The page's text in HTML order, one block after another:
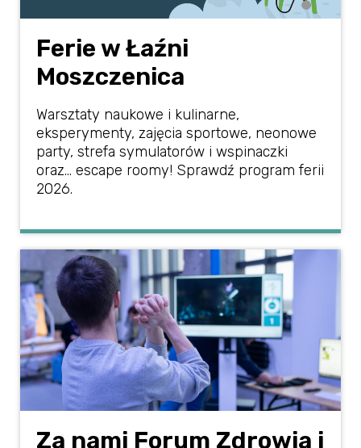
Ferie w Łaźni
Moszczenica
Warsztaty naukowe i kulinarne,
eksperymenty, zajęcia sportowe, neonowe
party, strefa symulatorów i wspinaczki
oraz… escape roomy! Sprawdź program ferii
2026.
Za nami Forum Zdrowia i